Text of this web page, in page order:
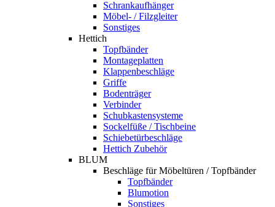
Schrankaufhänger
Möbel- / Filzgleiter
Sonstiges
Hettich
Topfbänder
Montageplatten
Klappenbeschläge
Griffe
Bodenträger
Verbinder
Schubkastensysteme
Sockelfüße / Tischbeine
Schiebetürbeschläge
Hettich Zubehör
BLUM
Beschläge für Möbeltüren / Topfbänder
Topfbänder
Blumotion
Sonstiges